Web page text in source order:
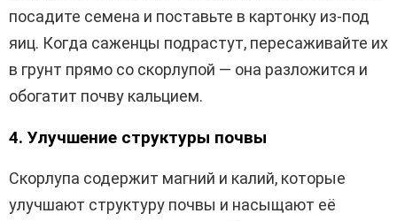
посадите семена и поставьте в картонку из-под
яиц. Когда саженцы подрастут, пересаживайте их
в грунт прямо со скорлупой — она разложится и
обогатит почву кальцием.
4. Улучшение структуры почвы
Скорлупа содержит магний и калий, которые
улучшают структуру почвы и насыщают её